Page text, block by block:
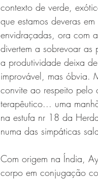
contexto de verde,
que estamos deveras
envidraçadas, ora com
divertem a sobrevoar
a produtividade deixa
improvável, mas óbvia.
convite ao respeito pelo
terapêutico... uma
na estufa nr 18 da
numa das simpáticas
Com origem na Índia,
corpo em conjugação